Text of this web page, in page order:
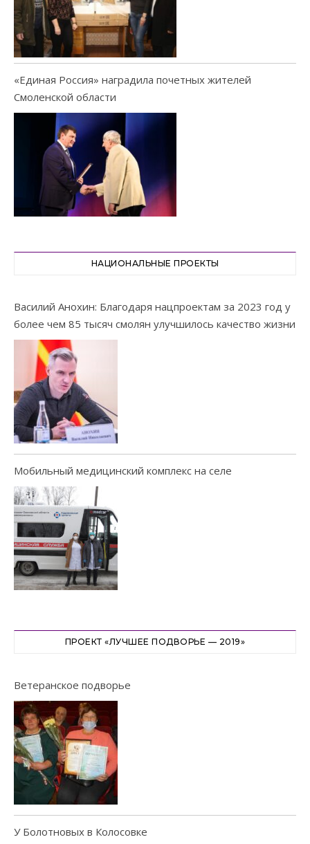
«Единая Россия» наградила почетных жителей
Смоленской области
НАЦИОНАЛЬНЫЕ ПРОЕКТЫ
Василий Анохин: Благодаря нацпроектам за 2023 год у
более чем 85 тысяч смолян улучшилось качество жизни
Мобильный медицинский комплекс на селе
ПРОЕКТ «ЛУЧШЕЕ ПОДВОРЬЕ — 2019»
Ветеранское подворье
У Болотновых в Колосовке